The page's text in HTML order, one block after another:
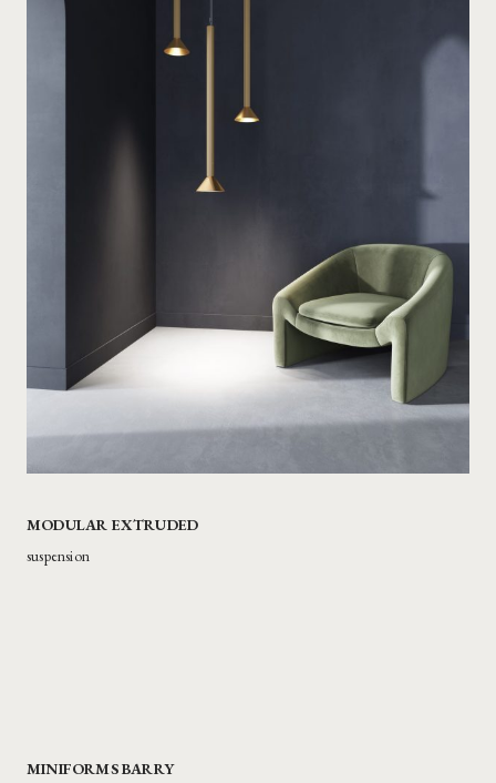
MODULAR EXTRUDED
suspension
MINIFORMS BARRY